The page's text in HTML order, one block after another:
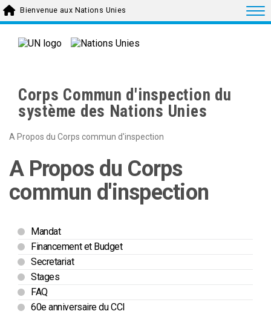
Skip to main content
Bienvenue aux Nations Unies
Corps Commun d'inspection du
système des Nations Unies
A Propos du Corps commun d'inspection
A Propos du Corps
commun d'inspection
Mandat
Financement et Budget
Secretariat
Stages
FAQ
60e anniversaire du CCI